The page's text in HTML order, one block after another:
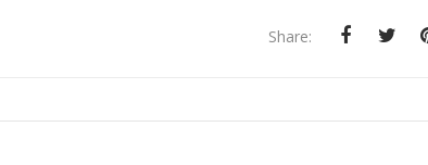
Share: